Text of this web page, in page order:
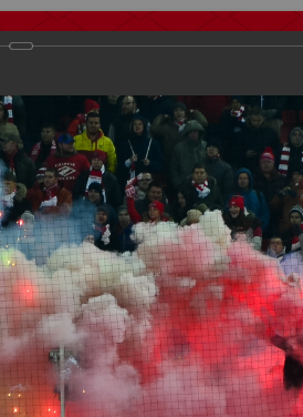
Видео Фанату Стадионы О